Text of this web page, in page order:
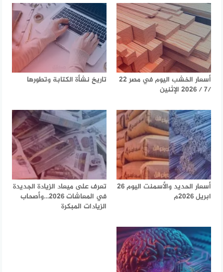
أسعار الخشب اليوم في مصر 22
/7 / 2026 الإثنين
تاريخ نشأة الكتابة وتطورها
أسعار الحديد والأسمنت اليوم 26
ابريل 2026م
تعرف على ميعاد الزيادة الجديدة
في المعاشات 2026…وأصحاب
الزيادات المبكرة